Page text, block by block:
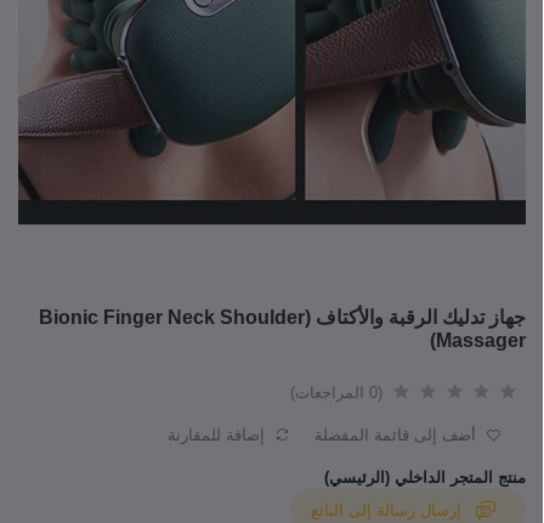
جهاز تدليك الرقبة والأكتاف (Bionic Finger Neck Shoulder
Massager)
(0 المراجعات)
أضف إلى قائمة المفضلة إضافة للمقارنة
منتج المتجر الداخلي (الرئيسي)